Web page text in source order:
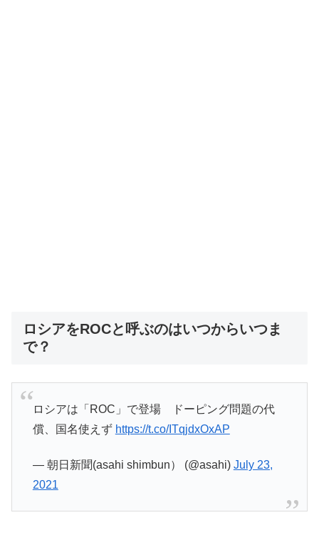
ロシアをROCと呼ぶのはいつからいつま
で？
ロシアは「ROC」で登場 ドーピング問題の代
償、国名使えず https://t.co/ITqjdxOxAP
— 朝日新聞(asahi shimbun） (@asahi) July 23,
2021